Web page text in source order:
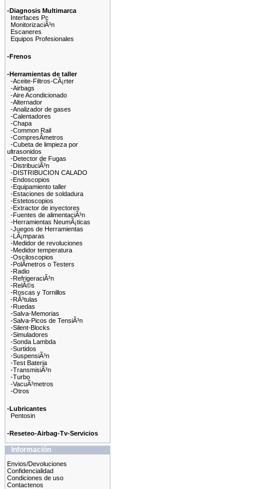
-Diagnosis Multimarca
Interfaces Pc
MonitorizaciÃ³n
Escaneres
Equipos Profesionales
-Frenos
-Herramientas de taller
-Aceite-Filtros-CÃ¡rter
-Airbags
-Aire Acondicionado
-Alternador
-Analizador de gases
-Calentadores
-Chapa
-Common Rail
-CompresÃ­metros
-Cubeta de limpieza por
ultrasonidos
-Detector de Fugas
-DistribuciÃ³n
-DISTRIBUCION CALADO
-Endoscopios
-Equipamiento taller
-Estaciones de soldadura
-Estetoscopios
-Extractor de inyectores
-Fuentes de alimentaciÃ³n
-Herramientas NeumÃ¡ticas
-Juegos de Herramientas
-LÃ¡mparas
-Medidor de revoluciones
-Medidor temperatura
-Osciloscopios
-PolÃ­metros o Testers
-Radio
-RefrigeraciÃ³n
-RelÃ©s
-Roscas y Tornillos
-RÃ³tulas
-Ruedas
-Salva-Memorias
-Salva-Picos de TensiÃ³n
-Silent-Blocks
-Simuladores
-Sonda Lambda
-Surtidos
-SuspensiÃ³n
-Test Bateria
-TransmisiÃ³n
-Turbo
-VacuÃ³metros
-Otros
-Lubricantes
Pentosin
-Reseteo-Airbag-Tv-Servicios
Información
Envios/Devoluciones
Confidencialidad
Condiciones de uso
Contactenos